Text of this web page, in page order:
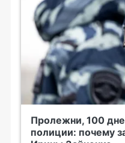
Пролежни, 100
полиции: почему